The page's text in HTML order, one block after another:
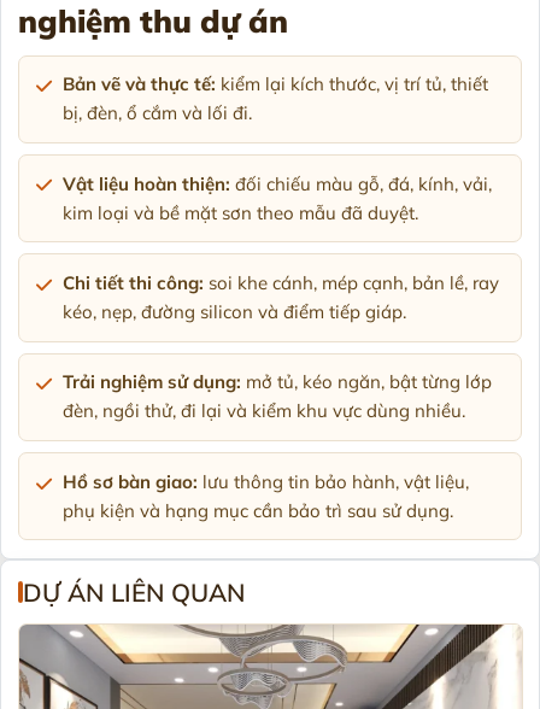
nghiệm thu dự án
Bản vẽ và thực tế: kiểm lại kích thước, vị trí tủ, thiết
bị, đèn, ổ cắm và lối đi.
Vật liệu hoàn thiện: đối chiếu màu gỗ, đá, kính, vải,
kim loại và bề mặt sơn theo mẫu đã duyệt.
Chi tiết thi công: soi khe cánh, mép cạnh, bản lề, ray
kéo, nẹp, đường silicon và điểm tiếp giáp.
Trải nghiệm sử dụng: mở tủ, kéo ngăn, bật từng lớp
đèn, ngồi thử, đi lại và kiểm khu vực dùng nhiều.
Hồ sơ bàn giao: lưu thông tin bảo hành, vật liệu,
phụ kiện và hạng mục cần bảo trì sau sử dụng.
DỰ ÁN LIÊN QUAN